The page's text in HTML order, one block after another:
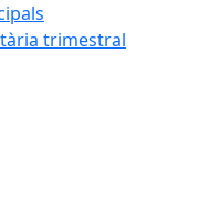
trimestral